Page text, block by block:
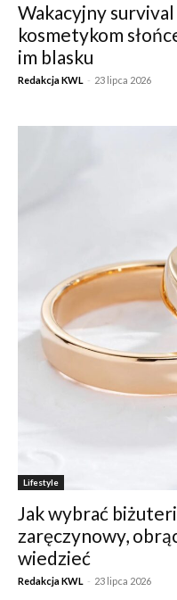
Wakacyjny
kosmetykom
im blasku
Redakcja KWL - 23 lipca 2026
Lifestyle
Jak wybrać
zaręczynowy,
wiedzieć
Redakcja KWL - 23 lipca 2026